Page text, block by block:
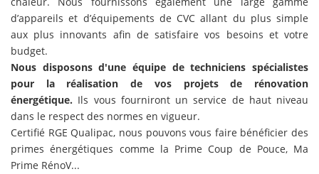
d’appareils et d’équipements de CVC allant du plus simple
aux plus innovants afin de satisfaire vos besoins et votre
budget.
Nous disposons d'une équipe de techniciens spécialistes
pour la réalisation de vos projets de rénovation
énergétique. Ils vous fourniront un service de haut niveau
dans le respect des normes en vigueur.
Certifié RGE Qualipac, nous pouvons vous faire bénéficier des
primes énergétiques comme la Prime Coup de Pouce, Ma
Prime RénoV...